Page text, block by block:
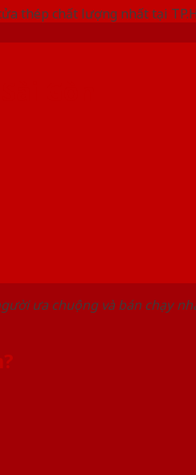
thép chất lượng nhất tại
ưa chuộng và bán chạy